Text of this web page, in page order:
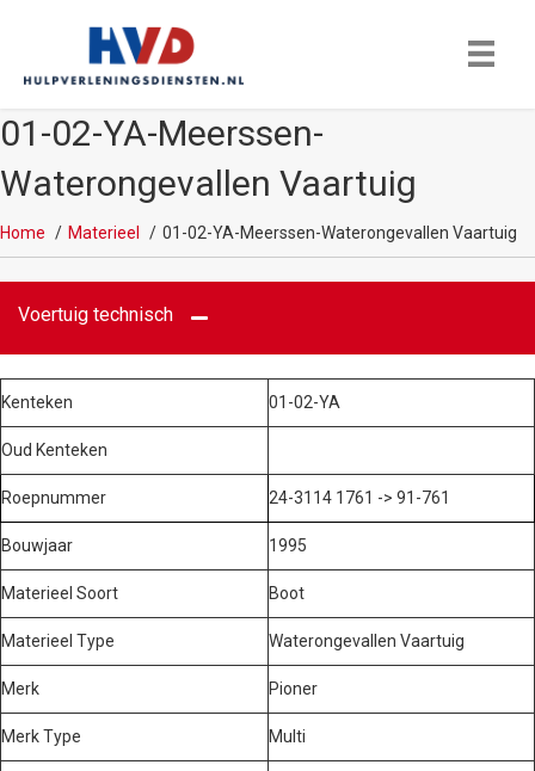
01-02-YA-Meerssen-
Waterongevallen Vaartuig
Home Materieel 01-02-YA-Meerssen-Waterongevallen Vaartuig
Voertuig technisch
Kenteken 01-02-YA
Oud Kenteken
Roepnummer 24-3114 1761 -> 91-761
Bouwjaar 1995
Materieel Soort Boot
Materieel Type Waterongevallen Vaartuig
Merk Pioner
Merk Type Multi